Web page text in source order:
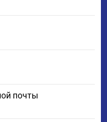
почты